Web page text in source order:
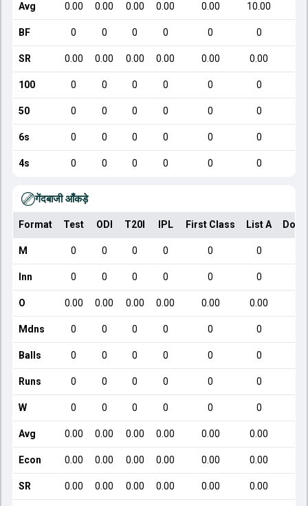
Avg 0.00 0.00 0.00 0.00 0.00 10.00
BF 0 0 0 0 0 0
SR 0.00 0.00 0.00 0.00 0.00 0.00
100 0 0 0 0 0 0
50 0 0 0 0 0 0
6s 0 0 0 0 0 0
4s 0 0 0 0 0 0
गेंदबाजी आँकड़े
Format Test ODI T20I IPL First Class List A
M 0 0 0 0 0 0
Inn 0 0 0 0 0 0
O 0.00 0.00 0.00 0.00 0.00 0.00
Mdns 0 0 0 0 0 0
Balls 0 0 0 0 0 0
Runs 0 0 0 0 0 0
W 0 0 0 0 0 0
Avg 0.00 0.00 0.00 0.00 0.00 0.00
Econ 0.00 0.00 0.00 0.00 0.00 0.00
SR 0.00 0.00 0.00 0.00 0.00 0.00